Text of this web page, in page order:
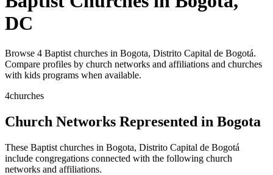
DC
Browse 4 Baptist churches in Bogota, Distrito Capital de Bogotá.
Compare profiles by church networks and affiliations and churches
with kids programs when available.
4churches
Church Networks Represented in Bogota
These Baptist churches in Bogota, Distrito Capital de Bogotá
include congregations connected with the following church
networks and affiliations.